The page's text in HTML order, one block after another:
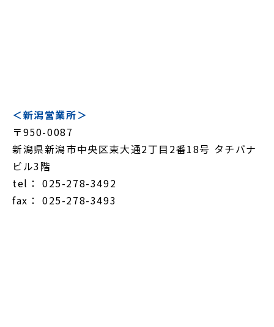
＜新潟営業所＞
〒950-0087
新潟県新潟市中央区東大通2丁目2番18号 タチバナ
ビル3階
tel： 025-278-3492
fax： 025-278-3493